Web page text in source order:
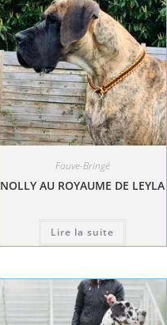
Fauve-Bringé
NOLLY AU ROYAUME DE LEYLA
Lire la suite